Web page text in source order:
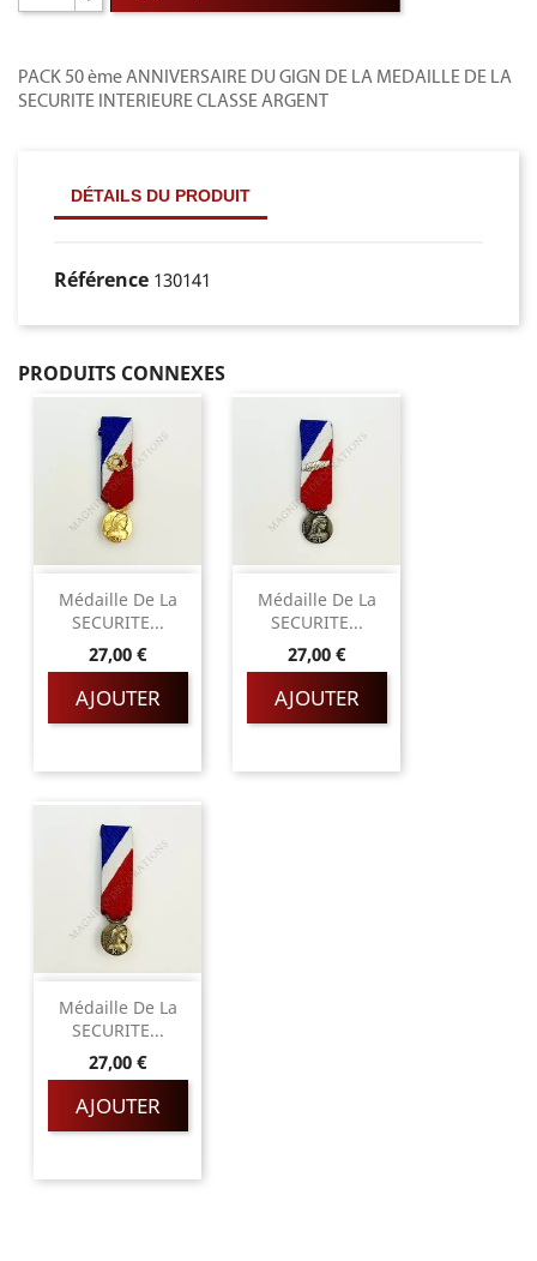
PACK 50 ème ANNIVERSAIRE DU GIGN DE LA MEDAILLE DE LA
SECURITE INTERIEURE CLASSE ARGENT
DÉTAILS DU PRODUIT
Référence 130141
PRODUITS CONNEXES
Médaille De La
SECURITE...
Prix
27,00 €
AJOUTER
Médaille De La
SECURITE...
Prix
27,00 €
AJOUTER
Médaille De La
SECURITE...
Prix
27,00 €
AJOUTER